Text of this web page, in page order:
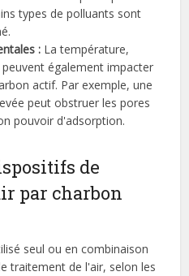
types de polluants sont
: La température,
également impacter
actif. Par exemple, une
peut obstruer les pores
pouvoir d'adsorption.
de
par charbon
seul ou en combinaison
traitement de l'air, selon les